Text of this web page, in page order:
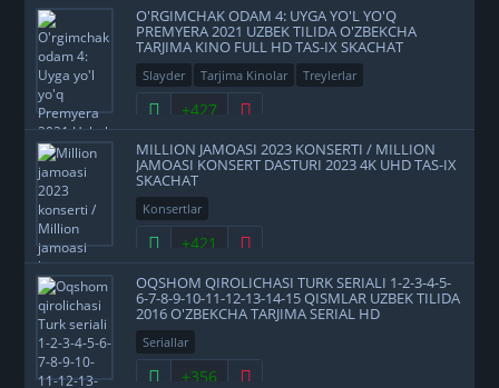
O'RGIMCHAK ODAM 4: UYGA YO'L YO'Q
PREMYERA 2021 UZBEK TILIDA O'ZBEKCHA
TARJIMA KINO FULL HD TAS-IX SKACHAT
Slayder Tarjima Kinolar Treylerlar
+427
MILLION JAMOASI 2023 KONSERTI / MILLION
JAMOASI KONSERT DASTURI 2023 4K UHD TAS-IX
SKACHAT
Konsertlar
+421
OQSHOM QIROLICHASI TURK SERIALI 1-2-3-4-5-
6-7-8-9-10-11-12-13-14-15 QISMLAR UZBEK TILIDA
2016 O'ZBEKCHA TARJIMA SERIAL HD
Seriallar
+356